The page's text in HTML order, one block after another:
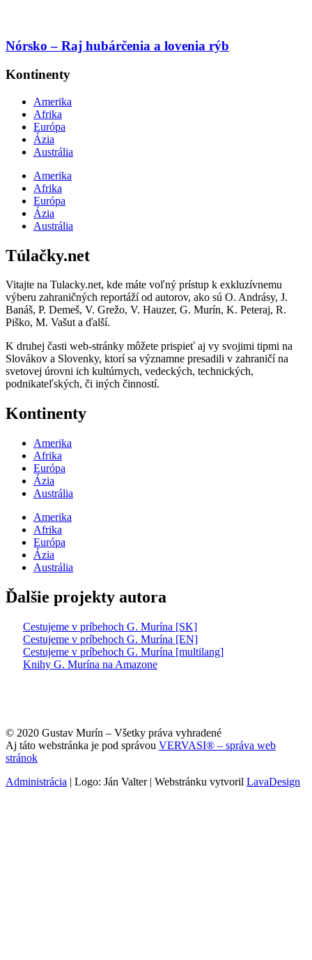
Nórsko – Raj hubárčenia a lovenia rýb
Kontinenty
Amerika
Afrika
Európa
Ázia
Austrália
Amerika
Afrika
Európa
Ázia
Austrália
Túlačky.net
Vitajte na Tulacky.net, kde máte voľný prístup k exkluzívnemu
výberu zahraničných reportáží od autorov, ako sú O. Andrásy, J.
Banáš, P. Demeš, V. Grežo, V. Hauzer, G. Murín, K. Peteraj, R.
Piško, M. Vašut a ďalší.
K druhej časti web-stránky môžete prispieť aj vy svojimi tipmi na
Slovákov a Slovenky, ktorí sa významne presadili v zahraničí na
svetovej úrovni ich kultúrnych, vedeckých, technických,
podnikateľských, či iných činností.
Kontinenty
Amerika
Afrika
Európa
Ázia
Austrália
Amerika
Afrika
Európa
Ázia
Austrália
Ďalšie projekty autora
Cestujeme v príbehoch G. Murína [SK]
Cestujeme v príbehoch G. Murína [EN]
Cestujeme v príbehoch G. Murína [multilang]
Knihy G. Murína na Amazone
© 2020 Gustav Murín – Všetky práva vyhradené
Aj táto webstránka je pod správou VERVASI® – správa web
stránok
Administrácia | Logo: Ján Valter | Webstránku vytvoril LavaDesign